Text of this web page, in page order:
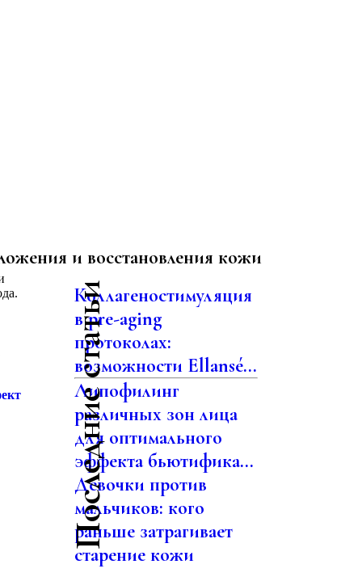
и восстановления кожи
Последние статьи
Коллагеностимуляция
в pre-aging
протоколах:
возможности Ellansé...
Липофилинг
различных зон лица
для оптимального
эффекта бьютифика...
Девочки против
мальчиков: кого
раньше затрагивает
старение кожи